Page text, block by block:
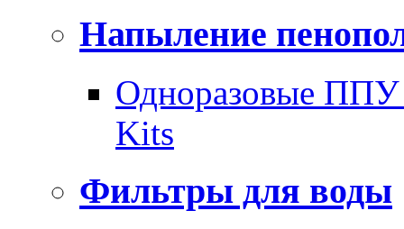
Напыление
Одноразовые ППУ
Kits
Фильтры для воды